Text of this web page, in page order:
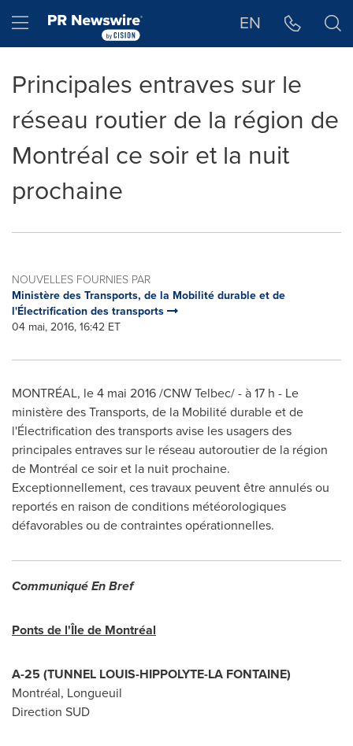
Hamburger menu EN
Principales entraves sur le
réseau routier de la région de
Montréal ce soir et la nuit
prochaine
NOUVELLES FOURNIES PAR
Ministère des Transports, de la Mobilité durable et de
l'Électrification des transports
04 mai, 2016, 16:42 ET
MONTRÉAL, le 4 mai 2016 /CNW Telbec/ - à 17 h - Le
ministère des Transports, de la Mobilité durable et de
l'Électrification des transports avise les usagers des
principales entraves sur le réseau autoroutier de la région
de Montréal ce soir et la nuit prochaine.
Exceptionnellement, ces travaux peuvent être annulés ou
reportés en raison de conditions météorologiques
défavorables ou de contraintes opérationnelles.
Communiqué En Bref
Ponts de l'Île de Montréal
A-25 (TUNNEL LOUIS-HIPPOLYTE-LA FONTAINE)
Montréal, Longueuil
Direction SUD